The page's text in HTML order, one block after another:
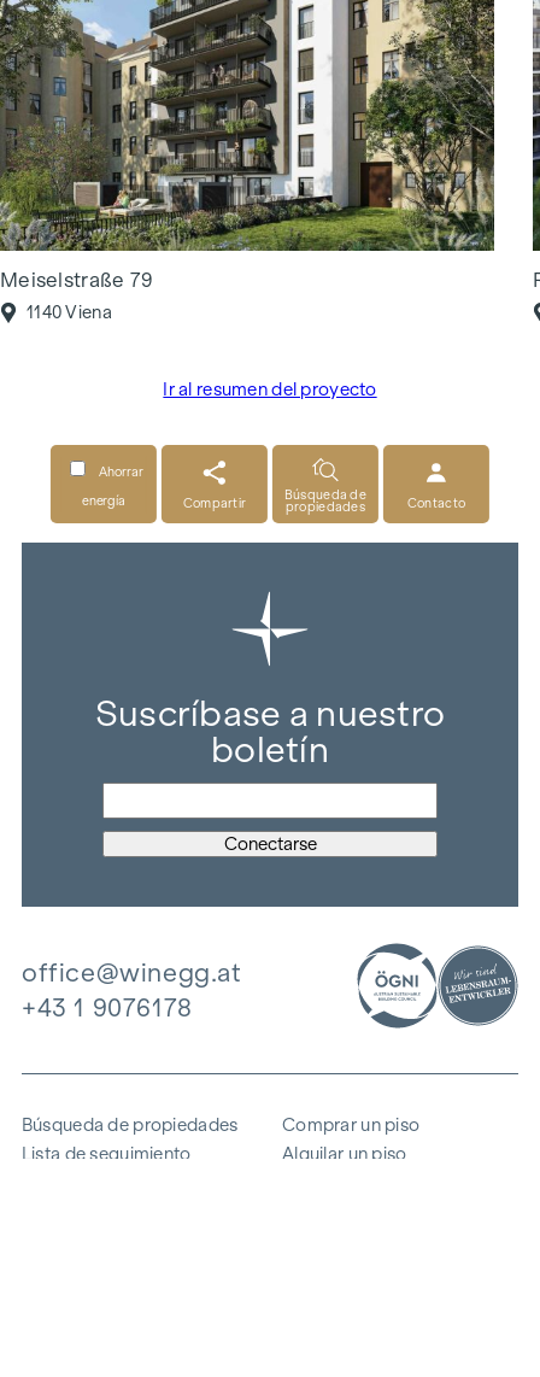
Meiselstraße 79
1140 Viena
Ir al resumen del proyecto
Ahorrar
energía
Compartir
Búsqueda de
propiedades
Contacto
Suscríbase a nuestro
boletín
office@winegg.at
+43 1 9076178
Búsqueda de propiedades
Lista de seguimiento
Comprar un piso
Alquilar un piso